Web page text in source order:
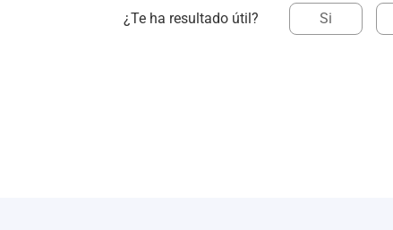
¿Te ha resultado útil? Si